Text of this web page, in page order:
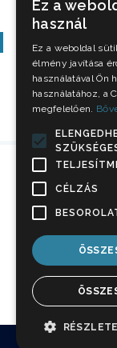
Szavazás
Impresszum
Ez a
használ
Ez a weboldal
élmény javítása
használatával Ön
használatához, a
megfelelően.
CÉLZÁS